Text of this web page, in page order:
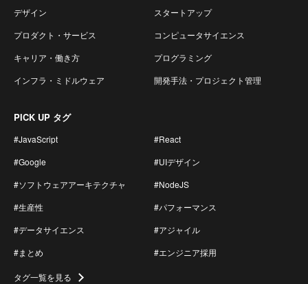
デザイン
スタートアップ
プロダクト・サービス
コンピュータサイエンス
キャリア・働き方
プログラミング
インフラ・ミドルウェア
開発手法・プロジェクト管理
PICK UP タグ
#JavaScript
#React
#Google
#UIデザイン
#ソフトウェアアーキテクチャ
#NodeJS
#生産性
#パフォーマンス
#データサイエンス
#アジャイル
#まとめ
#エンジニア採用
タグ一覧を見る